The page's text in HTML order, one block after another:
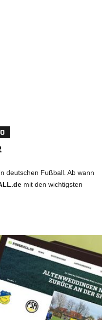
deutschen Fußball. Ab wann
mit den wichtigsten